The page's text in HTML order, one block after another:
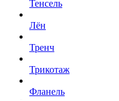
Тенсель
Лён
Тренч
Трикотаж
Фланель